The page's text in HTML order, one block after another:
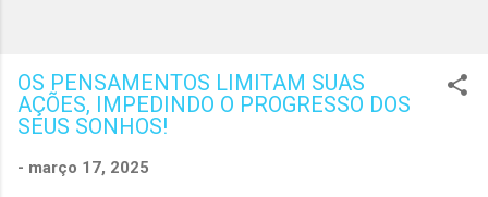
OS PENSAMENTOS LIMITAM SUAS
AÇÕES, IMPEDINDO O PROGRESSO DOS
SEUS SONHOS!
- março 17, 2025